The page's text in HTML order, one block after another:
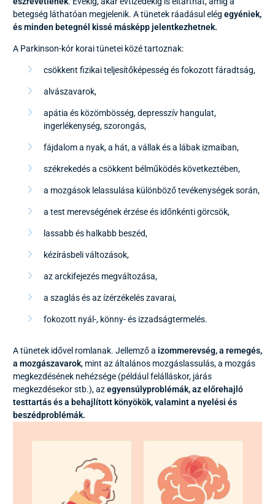
betegség láthatóan megjelenik. A tünetek ráadásul elég egyéniek,
és minden betegnél kissé másképp jelentkezhetnek.
A Parkinson-kór korai tünetei közé tartoznak:
csökkent fizikai teljesítőképesség és fokozott fáradtság,
alvászavarok,
apátia és közömbösség, depresszív hangulat,
ingerlékenység, szorongás,
fájdalom a nyak, a hát, a vállak és a lábak izmaiban,
székrekedés a csökkent bélműködés következtében,
a mozgások lelassulása különböző tevékenységek során,
a test merevségének érzése és időnkénti görcsök,
lassabb és halkabb beszéd,
kézírásbeli változások,
az arckifejezés megváltozása,
a szaglás és az ízérzékelés zavarai,
fokozott nyál-, könny- és izzadságtermelés.
A tünetek idővel romlanak. Jellemző a izommerevség, a remegés,
a mozgászavarok, mint az általános mozgáslassulás, a mozgás
megkezdésének nehézsége (például felálláskor, járás
megkezdésekor stb.), azegyensúlyproblémák, az előrehajló
testtartás és a behajlított könyökök, valamint a nyelési és
beszédproblémák.